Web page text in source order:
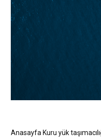
Anasayfa Kuru yük